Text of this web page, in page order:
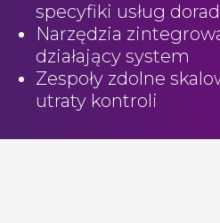
specyfiki usług
Narzędzia
działający system
Zespoły zdolne
utraty kontroli